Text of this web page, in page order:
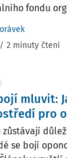
fondu
/ 2 minuty čtení
mluvit:
pro
zůstávají
se bojí